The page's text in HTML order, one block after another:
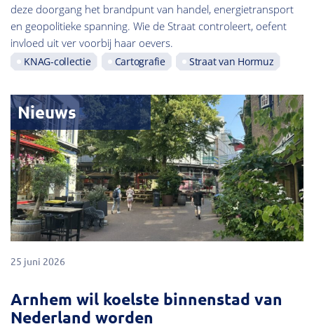
deze doorgang het brandpunt van handel, energietransport
en geopolitieke spanning. Wie de Straat controleert, oefent
invloed uit ver voorbij haar oevers.
KNAG-collectie Cartografie Straat van Hormuz
Nieuws
25 juni 2026
Arnhem wil koelste binnenstad van
Nederland worden